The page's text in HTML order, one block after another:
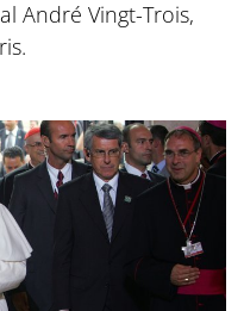
André Vingt-Trois,